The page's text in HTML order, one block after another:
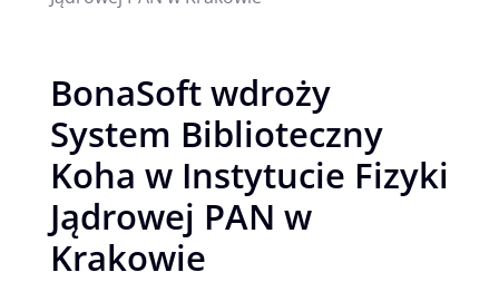
BonaSoft wdroży
System Biblioteczny
Koha w Instytucie Fizyki
Jądrowej PAN w
Krakowie